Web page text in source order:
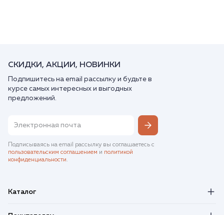
СКИДКИ, АКЦИИ, НОВИНКИ
Подпишитесь на email рассылку и будьте в
курсе самых интересных и выгодных
предложений.
Подписываясь на email рассылку вы соглашаетесь с
пользовательским соглашением и политикой
конфиденциальности.
Каталог